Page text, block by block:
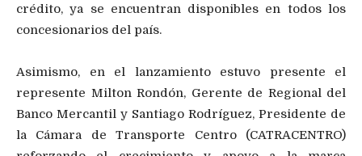
crédito, ya se encuentran disponibles en todos los
concesionarios del país.
Asimismo, en el lanzamiento estuvo presente el
represente Milton Rondón, Gerente de Regional del
Banco Mercantil y Santiago Rodríguez, Presidente de
la Cámara de Transporte Centro (CATRACENTRO)